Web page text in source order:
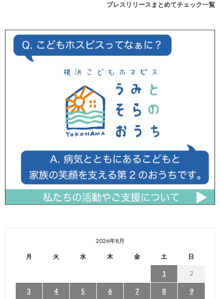
プレスリリースまとめてチェック一覧
2026年8月
月 火 水 木 金 土 日
1 2
3 4 5 6 7 8 9